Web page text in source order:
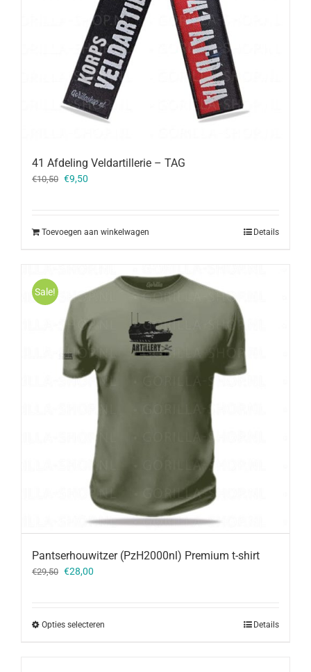
41 Afdeling Veldartillerie – TAG
€10,50 Oorspronkelijke
€9,50
Toevoegen aan winkelwagen Details
Sale!
Pantserhouwitzer (PzH2000nl) Premium t-shirt
€29,50 Oorspronkelijke
€28,00
Opties selecteren Details